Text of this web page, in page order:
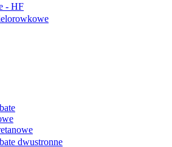
- HF
dwustronne